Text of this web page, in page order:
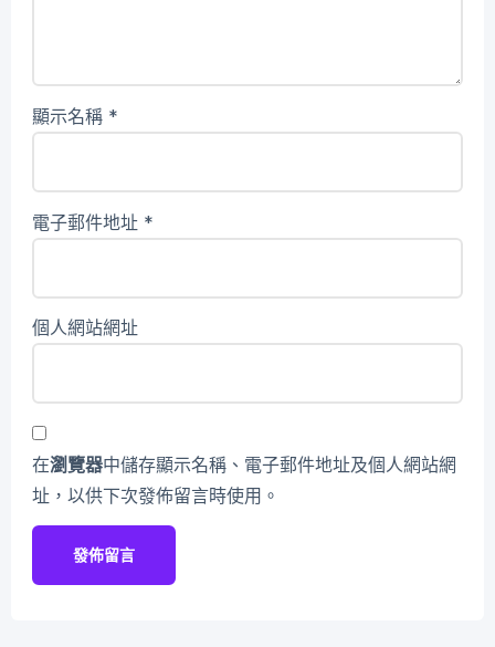
顯示名稱 *
電子郵件地址 *
個人網站網址
在瀏覽器中儲存顯示名稱、電子郵件地址及個人網站網
址，以供下次發佈留言時使用。